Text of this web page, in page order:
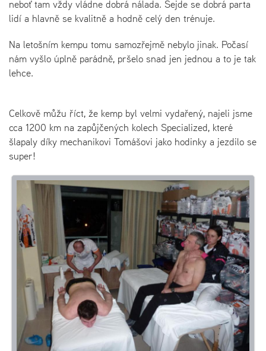
neboť tam vždy vládne dobrá nálada. Sejde se dobrá parta
lidí a hlavně se kvalitně a hodně celý den trénuje.
Na letošním kempu tomu samozřejmě nebylo jinak. Počasí
nám vyšlo úplně parádně, pršelo snad jen jednou a to je tak
lehce.
Celkově můžu říct, že kemp byl velmi vydařený, najeli jsme
cca 1200 km na zapůjčených kolech Specialized, které
šlapaly díky mechanikovi Tomášovi jako hodinky a jezdilo se
super!